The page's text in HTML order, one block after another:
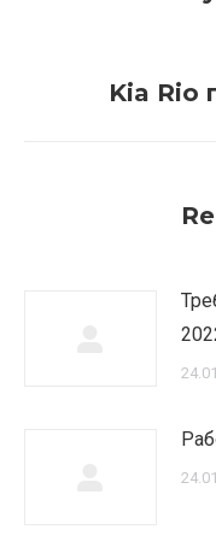
Kia Rio